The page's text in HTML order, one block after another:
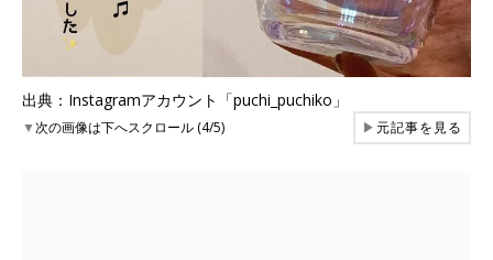
出典：Instagramアカウント「puchi_puchiko」
▼次の画像は下へスクロール (4/5) ▶元記事を見る